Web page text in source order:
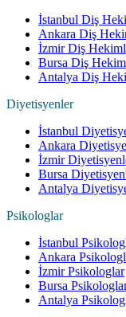
İstanbul Diş
Ankara Diş
İzmir Diş
Bursa Diş
Antalya Diş
Diyetisyenler
İstanbul
Ankara
İzmir
Bursa
Antalya
Psikologlar
İstanbul
Ankara
İzmir Psikologlar
Bursa
Antalya